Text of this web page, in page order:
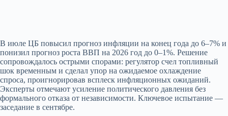
В июле ЦБ повысил прогноз инфляции на конец года до 6–7% и
понизил прогноз роста ВВП на 2026 год до 0–1%. Решение
сопровождалось острыми спорами: регулятор счел топливный
шок временным и сделал упор на ожидаемое охлаждение
спроса, проигнорировав всплеск инфляционных ожиданий.
Эксперты отмечают усиление политического давления без
формального отказа от независимости. Ключевое испытание —
заседание в сентябре.